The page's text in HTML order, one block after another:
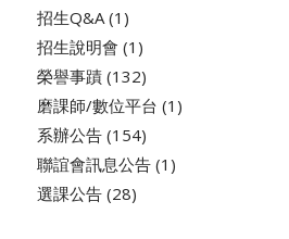
招生Q&A(1)
招生說明會 (1)
榮譽事蹟(132)
磨課師/數位平台 (1)
系辦公告(154)
聯誼會訊息公告(1)
選課公告(28)